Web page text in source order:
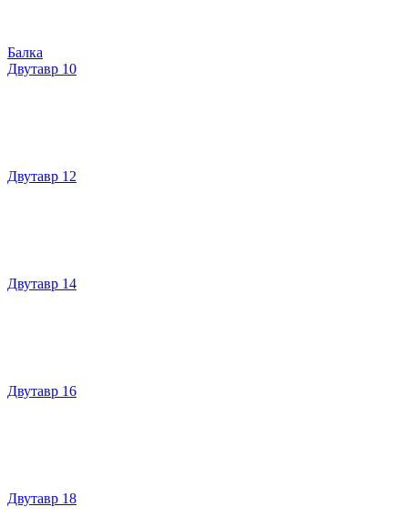
Балка
Двутавр 10
Двутавр 12
Двутавр 14
Двутавр 16
Двутавр 18